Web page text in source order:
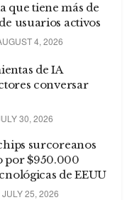
que tiene más de
usuarios activos
4, 2026
de IA
conversar
30, 2026
surcoreanos
por $950.000
de EEUU
JULY 25, 2026